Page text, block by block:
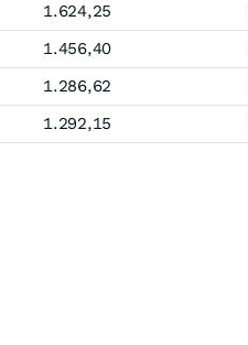
1.624,25
1.456,40
1.286,62
1.292,15